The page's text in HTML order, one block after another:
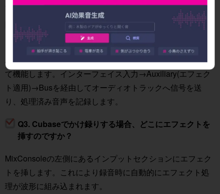
反面、後からエフェクト調整ができません。
Q2. Logicでかけ録りするときのAuxiliaryの役割は何で
すか？
Auxiliaryはエフェクトを適用するための仲介トラックとし
て機能します。インターフェイス入力→Auxiliary(エフェク
ト適用)→Busを経由してオーディオトラックへ信号を送
り、処理済み音声を記録します。
Q3. Cubaseでかけ録りする場合、どこにエフェクトを
挿すのですか？
MixConsoleの左側にあるインプットセクションにエフェク
トを挿します。これにより録音時に自動的にエフェクト処
理が波形に組み込まれます。